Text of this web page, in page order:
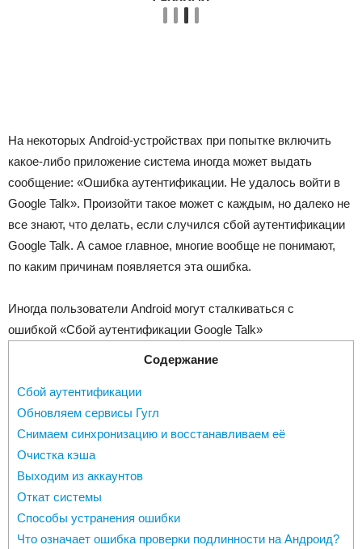
На некоторых Android-устройствах при попытке включить
какое-либо приложение система иногда может выдать
сообщение: «Ошибка аутентификации. Не удалось войти в
Google Talk». Произойти такое может с каждым, но далеко не
все знают, что делать, если случился сбой аутентификации
Google Talk. А самое главное, многие вообще не понимают,
по каким причинам появляется эта ошибка.
Иногда пользователи Android могут сталкиваться с
ошибкой «Сбой аутентификации Google Talk»
Содержание
Сбой аутентификации
Обновляем сервисы Гугл
Снимаем синхронизацию и восстанавливаем её
Очистка кэша
Выходим из аккаунтов
Откат системы
Способы устранения ошибки
Что означает ошибка проверки подлинности на Андроид?